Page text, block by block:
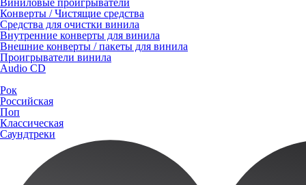
Конверты / Чистящие средства
Средства для очистки винила
Внутренние конверты для винила
Внешние конверты / пакеты для винила
Проигрыватели винила
Audio CD
Рок
Российская
Поп
Классическая
Саундтреки